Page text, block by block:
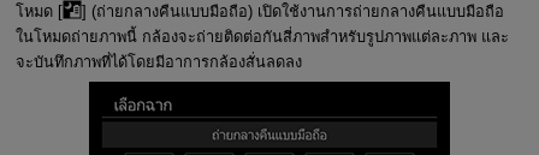
โหมด [ ] (ถ่ายกลางคืนแบบมือถือ) เปิดใช้งานการถ่ายกลางคืนแบบมือถือ
ในโหมดถ่ายภาพนี้ กล้องจะถ่ายติดต่อกันสี่ภาพสำหรับรูปภาพแต่ละภาพ และ
จะบันทึกภาพที่ได้โดยมีอาการกล้องสั่นลดลง